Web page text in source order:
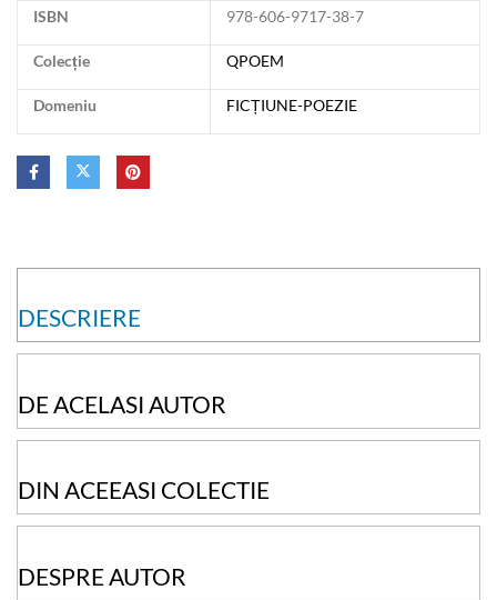
ISBN 978-606-9717-38-7
Colecție QPOEM
Domeniu FICȚIUNE-POEZIE
DESCRIERE
DE ACELASI AUTOR
DIN ACEEASI COLECTIE
DESPRE AUTOR